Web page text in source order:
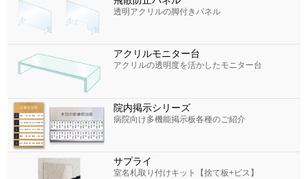
透明アクリルの脚付きパネル
アクリルモニター台
アクリルの透明度を活かしたモニター台
院内掲示シリーズ
病院向け多機能掲示板各種のご紹介
サプライ
室名札取り付けキット【捨て板+ビス】